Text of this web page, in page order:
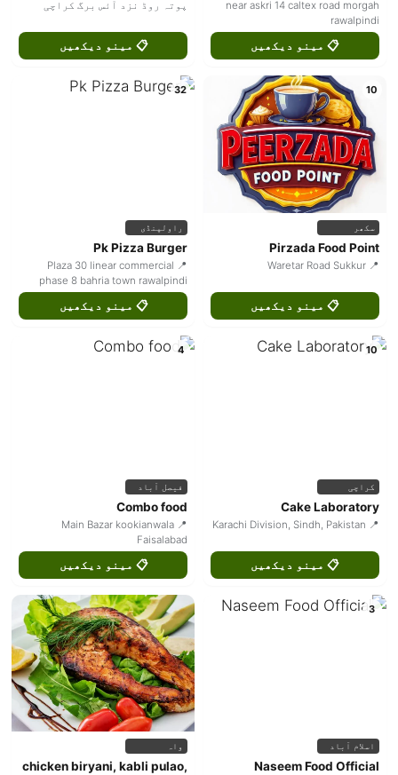
near askri 14 caltex road morgah
rawalpindi
📋 مینو دیکھیں
پوتہ روڈ نزد آئس برگ کراچی
📋 مینو دیکھیں
10
سکھر
Pirzada Food Point
📍 Waretar Road Sukkur
📋 مینو دیکھیں
32
راولپنڈی
Pk Pizza Burger
📍 Plaza 30 linear commercial
phase 8 bahria town rawalpindi
📋 مینو دیکھیں
10
کراچی
Cake Laboratory
📍 Karachi Division, Sindh, Pakistan
📋 مینو دیکھیں
4
فیصل آباد
Combo food
📍 Main Bazar kookianwala
Faisalabad
📋 مینو دیکھیں
3
اسلام آباد
Naseem Food Official
واہ
chicken biryani, kabli pulao,